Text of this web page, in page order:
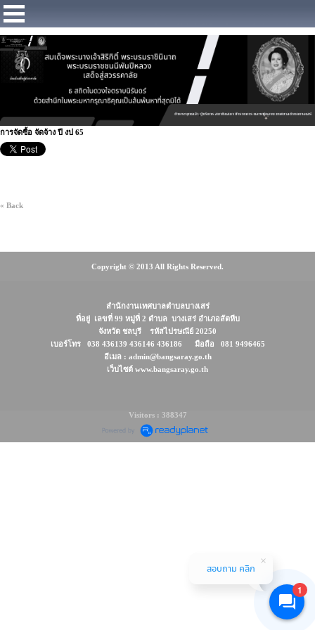
การจัดซื้อ จัดจ้าง ปี งป 65
« Back
Copyright © 2013 All Rights Reserved.
สำนักงานเทศบาลตำบลบางเสร่
ที่อยู่ เลขที่ 99 หมู่ที่ 2 ตำบล บางเสร่ อำเภอสัตหีบ
จังหวัด ชลบุรี รหัสไปรษณีย์ 20250
เบอร์โทร 038 436139 436146 436186 มือถือ 081 9496465
อีเมล : admin@bangsaray.go.th
เว็บไซต์ www.bangsaray.go.th
Visitors : 388347
1
สอบถาม คลิก